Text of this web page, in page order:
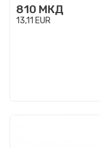
810 МКД
13,11 EUR